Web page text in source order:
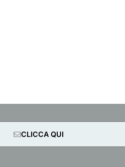
CLICCA QUI